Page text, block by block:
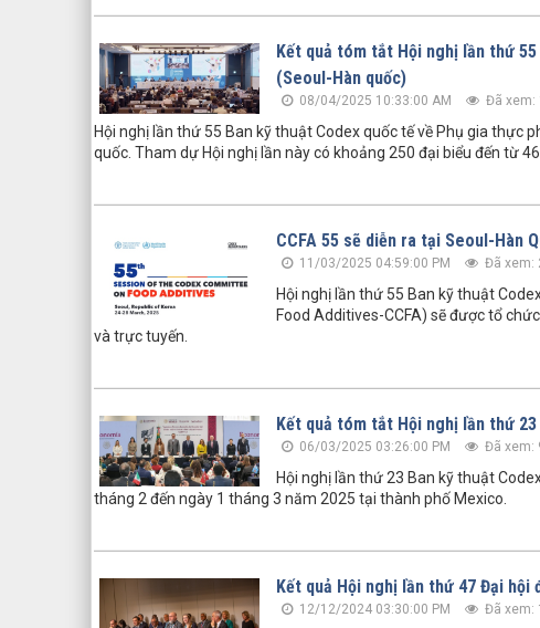
Kết quả tóm tắt Hội nghị lần thứ
(Seoul-Hàn quốc)
08/04/2025 10:33:00 AM Đã xem:
Hội nghị lần thứ 55 Ban kỹ thuật Codex quốc tế về Phụ gia
quốc. Tham dự Hội nghị lần này có khoảng 250 đại biểu đến từ
CCFA 55 sẽ diễn ra tại Seoul-Hàn
11/03/2025 04:59:00 PM Đã xem:
Hội nghị lần thứ 55 Ban kỹ thuật
Food Additives-CCFA) sẽ được tổ
và trực tuyến.
Kết quả tóm tắt Hội nghị lần thứ
06/03/2025 03:26:00 PM Đã xem:
Hội nghị lần thứ 23 Ban kỹ thuật
tháng 2 đến ngày 1 tháng 3 năm 2025 tại thành phố Mexico.
Kết quả Hội nghị lần thứ 47 Đại hội
12/12/2024 03:30:00 PM Đã xem: